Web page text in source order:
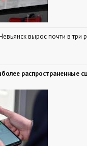
вырос почти в три
распространенные